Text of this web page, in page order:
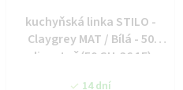
kuchyňská linka STILO -
Claygrey MAT / Bílá - 50
digestoř (50 GU-36 1F)
14 dní